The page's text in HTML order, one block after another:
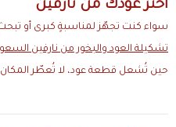
اختر عودك من نارفين
سواء كنت تجهّز لمناسبةٍ كبرى أو
تشكيلة العود والبخور من نارفين
حين تُشعل قطعة عود، لا تُعطّر